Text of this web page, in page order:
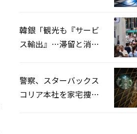
韓銀「観光も『サービ
ス輸出』…滞留と消費
警察、スターバックス
コリア本社を家宅捜